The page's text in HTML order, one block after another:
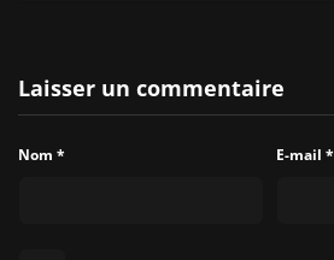
Laisser un commentaire
Nom * E-mail *